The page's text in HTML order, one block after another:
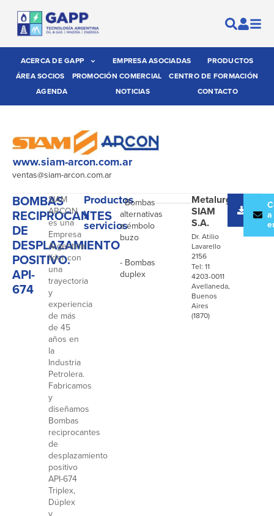
ACERCA DE GAPP EMPRESA ASOCIADAS
PRODUCTOS
ÁREA SOCIOS
PROMOCIÓN COMERCIAL
CENTRO DE FORMACIÓN
AGENDA
NOTICIAS CONTACTO
www.siam-arcon.com.ar
ventas@siam-arcon.com.ar
BOMBAS
RECIPROCANTES
DE
DESPLAZAMIENTO
POSITIVO.
API-
674
SIAM
ARCON
es una
Empresa
Argentina
líder con
una
trayectoria
y
experiencia
de más
de 45
años en
la
Industria
Petrolera.
Fabricamos
y
diseñamos
Bombas
reciprocantes
de
desplazamiento
positivo
API-674
Triplex,
Dúplex
Productos
y
servicios
- Bombas
alternativas
a émbolo
buzo
- Bombas
duplex
Metalurgica
SIAM
S.A.
Dr. Atilio
Lavarello
2156
Tel: 11
4203-0011
Avellaneda,
Buenos
Aires
(1870)